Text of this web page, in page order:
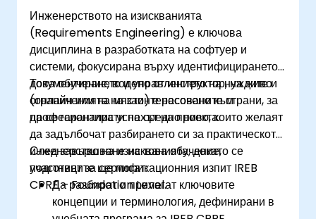
Инженерството на изискванията
(Requirements Engineering) е ключова
дисциплина в разработката на софтуер и
системи, фокусирана върху идентифицирането,
документирането и управлението на нуждите и
ограниченията на заинтересованите страни, за
да се гарантира успехът на проекта.
Това обучение, водено от инструктор, на живо
(онлайн или на място) е насочено към
професионалисти на средно ниво, които желаят
да задълбочат разбирането си за практическото
инженерство на изискванията, докато се
подготвят за сертификационния изпит IREB
CPRE – Foundation Level.
След завършване на това обучение,
участниците ще могат:
Да разбират и прилагат ключовите
концепции и терминология, дефинирани в